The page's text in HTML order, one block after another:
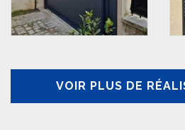
VOIR PLUS DE